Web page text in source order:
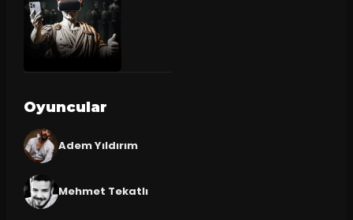
Oyuncular
Adem Yıldırım
Mehmet Tekatlı